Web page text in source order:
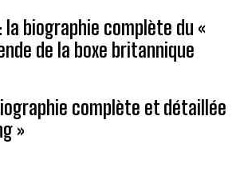
la biographie complète du «
de la boxe britannique
complète et détaillée
»